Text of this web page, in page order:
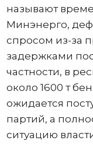
называют
Минэнерго,
спросом из-за
задержками
частности, в
около 1600 т
ожидается
партий, а
ситуацию